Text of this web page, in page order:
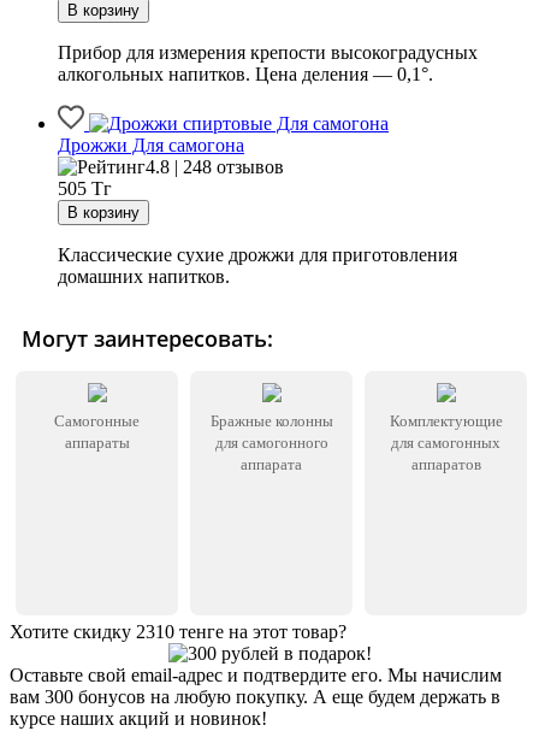
Прибор для измерения крепости высокоградусных
алкогольных напитков. Цена деления — 0,1°.
Дрожжи Для самогона
4.8 | 248 отзывов
505 Тг
Классические сухие дрожжи для приготовления
домашних напитков.
Могут заинтересовать:
Самогонные
аппараты
Бражные колонны
для самогонного
аппарата
Комплектующие
для самогонных
аппаратов
Хотите скидку 2310 тенге на этот товар?
Оставьте свой email-адрес и подтвердите его. Мы начислим
вам 300 бонусов на любую покупку. А еще будем держать в
курсе наших акций и новинок!